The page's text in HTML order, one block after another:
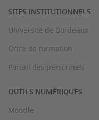
SITES INSTITUTIONNELS
Université de Bordeaux
Offre de formation
Portail des personnels
OUTILS NUMÉRIQUES
Moodle